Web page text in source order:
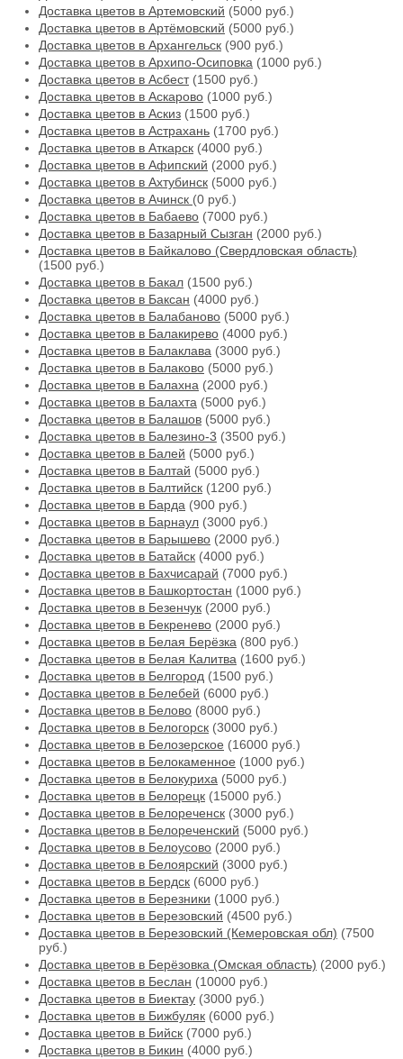
Доставка цветов в Артемовский (5000 руб.)
Доставка цветов в Артёмовский (5000 руб.)
Доставка цветов в Архангельск (900 руб.)
Доставка цветов в Архипо-Осиповка (1000 руб.)
Доставка цветов в Асбест(1500 руб.)
Доставка цветов в Аскарово (1000 руб.)
Доставка цветов в Аскиз (1500 руб.)
Доставка цветов в Астрахань (1700 руб.)
Доставка цветов в Аткарск (4000 руб.)
Доставка цветов в Афипский (2000 руб.)
Доставка цветов в Ахтубинск (5000 руб.)
Доставка цветов в Ачинск (0 руб.)
Доставка цветов в Бабаево (7000 руб.)
Доставка цветов в Базарный Сызган (2000 руб.)
Доставка цветов в Байкалово (Свердловская область)
(1500 руб.)
Доставка цветов в Бакал (1500 руб.)
Доставка цветов в Баксан (4000 руб.)
Доставка цветов в Балабаново (5000 руб.)
Доставка цветов в Балакирево (4000 руб.)
Доставка цветов в Балаклава (3000 руб.)
Доставка цветов в Балаково (5000 руб.)
Доставка цветов в Балахна (2000 руб.)
Доставка цветов в Балахта (5000 руб.)
Доставка цветов в Балашов (5000 руб.)
Доставка цветов в Балезино-3 (3500 руб.)
Доставка цветов в Балей (5000 руб.)
Доставка цветов в Балтай (5000 руб.)
Доставка цветов в Балтийск (1200 руб.)
Доставка цветов в Барда (900 руб.)
Доставка цветов в Барнаул (3000 руб.)
Доставка цветов в Барышево (2000 руб.)
Доставка цветов в Батайск (4000 руб.)
Доставка цветов в Бахчисарай (7000 руб.)
Доставка цветов в Башкортостан (1000 руб.)
Доставка цветов в Безенчук (2000 руб.)
Доставка цветов в Бекренево (2000 руб.)
Доставка цветов в Белая Берёзка (800 руб.)
Доставка цветов в Белая Калитва (1600 руб.)
Доставка цветов в Белгород (1500 руб.)
Доставка цветов в Белебей (6000 руб.)
Доставка цветов в Белово (8000 руб.)
Доставка цветов в Белогорск (3000 руб.)
Доставка цветов в Белозерское (16000 руб.)
Доставка цветов в Белокаменное (1000 руб.)
Доставка цветов в Белокуриха (5000 руб.)
Доставка цветов в Белорецк (15000 руб.)
Доставка цветов в Белореченск (3000 руб.)
Доставка цветов в Белореченский (5000 руб.)
Доставка цветов в Белоусово (2000 руб.)
Доставка цветов в Белоярский (3000 руб.)
Доставка цветов в Бердск (6000 руб.)
Доставка цветов в Березники (1000 руб.)
Доставка цветов в Березовский (4500 руб.)
Доставка цветов в Березовский (Кемеровская обл) (7500
руб.)
Доставка цветов в Берёзовка (Омская область) (2000 руб.)
Доставка цветов в Беслан (10000 руб.)
Доставка цветов в Биектау (3000 руб.)
Доставка цветов в Бижбуляк (6000 руб.)
Доставка цветов в Бийск (7000 руб.)
Доставка цветов в Бикин (4000 руб.)